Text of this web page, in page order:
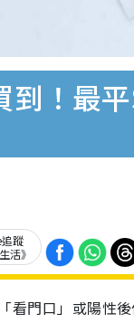
到！最
蹤
活》
看門口」或陽性